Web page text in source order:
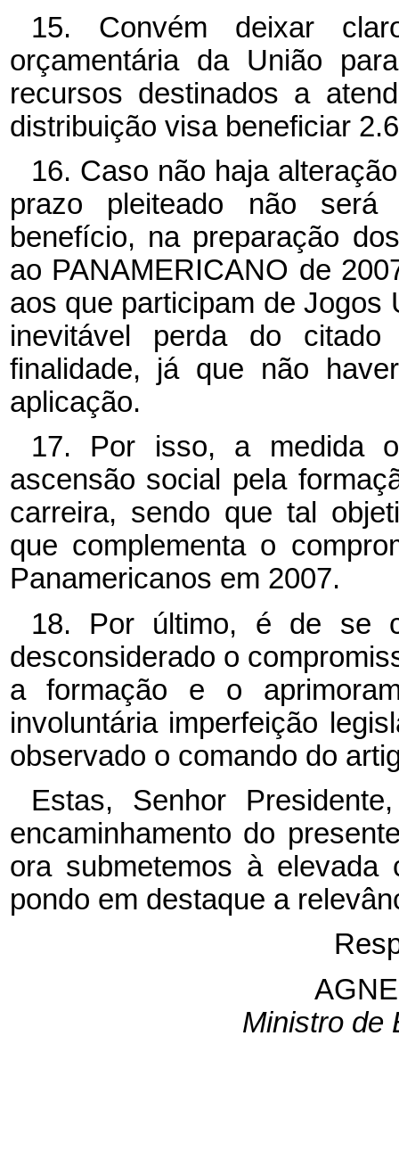
15. Convém deixar
orçamentária da União
recursos destinados a
distribuição visa beneficiar
16. Caso não haja
prazo pleiteado não será
benefício, na preparação
ao PANAMERICANO de
aos que participam de Jogos
inevitável perda do citado
finalidade, já que não
aplicação.
17. Por isso, a medida
ascensão social pela
carreira, sendo que tal
que complementa o
Panamericanos em 2007.
18. Por último, é de se
desconsiderado o
a formação e o
involuntária imperfeição
observado o comando do
Estas, Senhor
encaminhamento do
ora submetemos à elevada
pondo em destaque a
Ministro de